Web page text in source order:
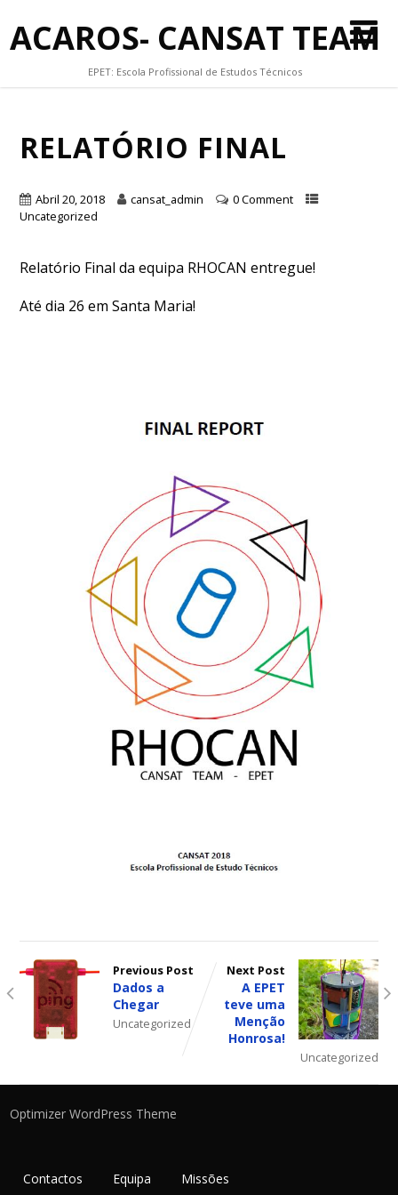
ACAROS- CANSAT TEAM
EPET: Escola Profissional de Estudos Técnicos
RELATÓRIO FINAL
Abril 20, 2018 cansat_admin
0 Comment
Uncategorized
Relatório Final da equipa RHOCAN entregue!
Até dia 26 em Santa Maria!
Previous Post
Dados a
Chegar
Uncategorized
Next Post
A EPET
teve uma
Menção
Honrosa!
Uncategorized
Optimizer WordPress Theme
Contactos Equipa Missões